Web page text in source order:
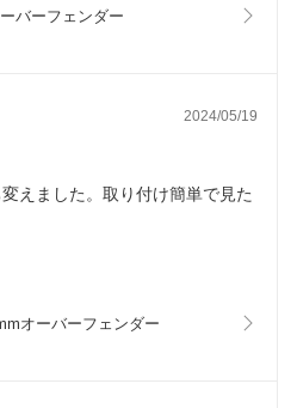
バーフェンダー
2024/05/19
えました。取り付け簡単で見た
オーバーフェンダー